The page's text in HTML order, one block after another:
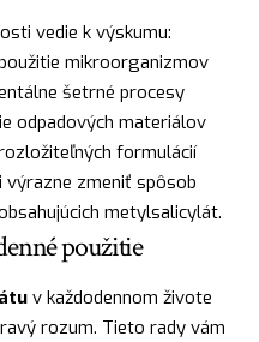
vedie k výskumu:
mikroorganizmov
šetrné procesy
odpadových materiálov
formulácií
zmeniť spôsob
metylsalicylát.
použitie
v každodennom živote
rozum. Tieto rady vám